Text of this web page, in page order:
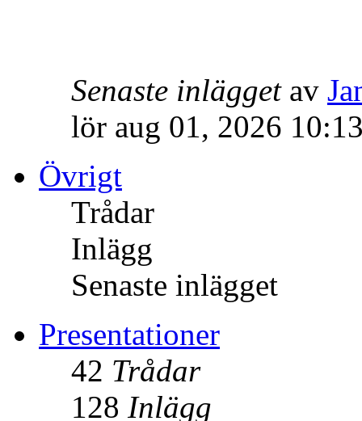
Senaste inläggetav
lör aug 01, 2026
Övrigt
Trådar
Inlägg
Senaste inlägget
Presentationer
42 Trådar
128 Inlägg